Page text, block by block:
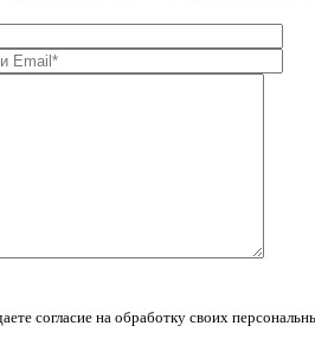
согласие на обработку своих